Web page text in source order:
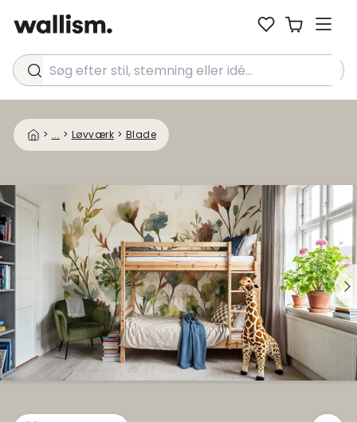
Søg efter stil, stemning eller idé...
> ... > Løvværk > Blade